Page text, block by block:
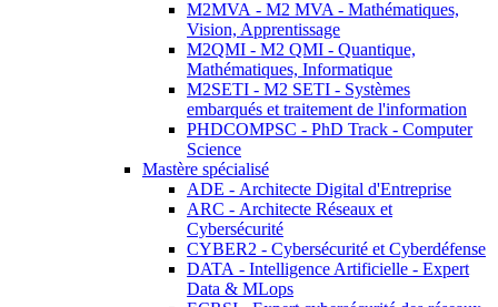
M2MVA - M2 MVA - Mathématiques,
Vision, Apprentissage
M2QMI - M2 QMI - Quantique,
Mathématiques, Informatique
M2SETI - M2 SETI - Systèmes
embarqués et traitement de l'information
PHDCOMPSC - PhD Track - Computer
Science
Mastère spécialisé
ADE - Architecte Digital d'Entreprise
ARC - Architecte Réseaux et
Cybersécurité
CYBER2 - Cybersécurité et Cyberdéfense
DATA - Intelligence Artificielle - Expert
Data & MLops